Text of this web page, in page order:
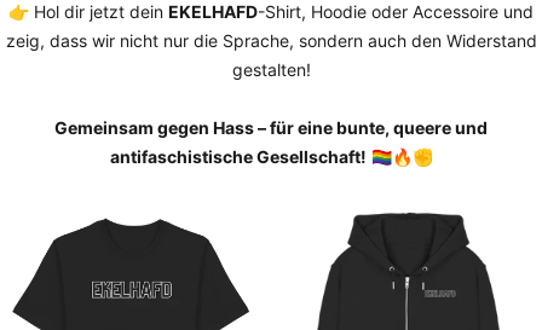
👉 Hol dir jetzt dein EKELHAFD-Shirt, Hoodie oder Accessoire und
zeig, dass wir nicht nur die Sprache, sondern auch den Widerstand
gestalten!
Gemeinsam gegen Hass – für eine bunte, queere und
antifaschistische Gesellschaft! 🏳️‍🌈🔥✊